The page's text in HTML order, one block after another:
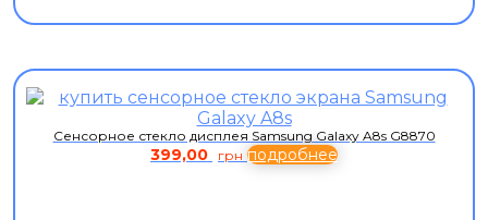
Сенсорное стекло дисплея Samsung Galaxy A8s G8870
399,00 грн подробнее